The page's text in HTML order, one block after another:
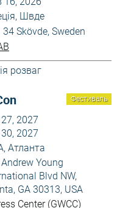
Швде
Skövde, Sweden
розваг
Фестиваль
2027
2027
Атланта
Young
Blvd NW,
GA 30313, USA
Center (GWCC)